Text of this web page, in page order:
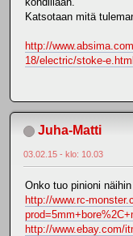
Katsotaan mitä
http://
18/electric/stoke-e.html
Juha-Matti
03.02.15 - klo: 10.03
Onko tuo pinioni
http://www.rc-
http://www.ebay.com/